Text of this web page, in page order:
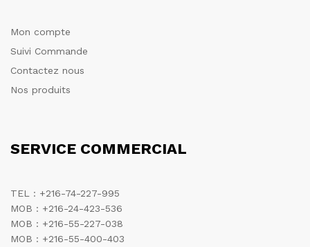
Mon compte
Suivi Commande
Contactez nous
Nos produits
SERVICE COMMERCIAL
TEL : +216-74-227-995
MOB : +216-24-423-536
MOB : +216-55-227-038
MOB : +216-55-400-403